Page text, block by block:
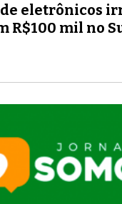
eletrônicos
R$100 mil no